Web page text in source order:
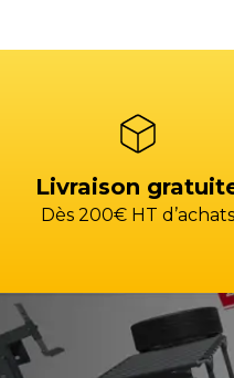
Livraison
Dès 200€ HT d’achats